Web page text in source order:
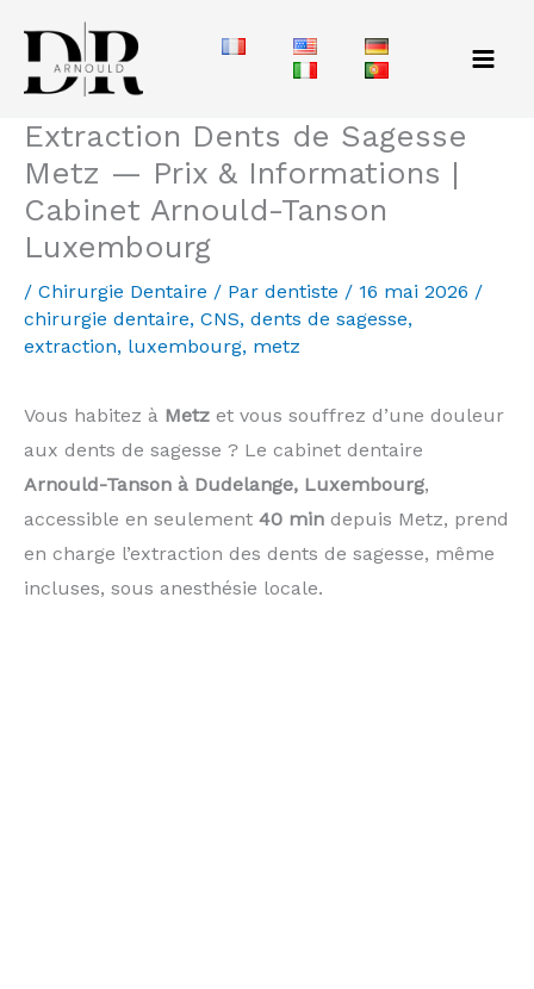
contenu
Extraction Dents de Sagesse
Metz — Prix & Informations |
Cabinet Arnould-Tanson
Luxembourg
/ Chirurgie Dentaire / Par dentiste / 16 mai 2026 /
chirurgie dentaire, CNS, dents de sagesse,
extraction, luxembourg, metz
Vous habitez à Metz et vous souffrez d’une douleur
aux dents de sagesse ? Le cabinet dentaire
Arnould-Tanson à Dudelange, Luxembourg,
accessible en seulement 40 min depuis Metz, prend
en charge l’extraction des dents de sagesse, même
incluses, sous anesthésie locale.